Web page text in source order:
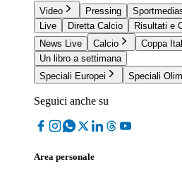
Video Pressing
Live
Diretta Calcio
Risultati e
News Live
Calcio Coppa
Un libro a settimana
Speciali Europei
Speciali
Seguici anche su
Area personale